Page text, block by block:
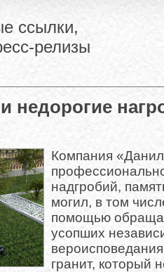
ссылки,
релизы
недорогие
Компания
надгробий,
могил, в том
помощью
усопших
гранит, который